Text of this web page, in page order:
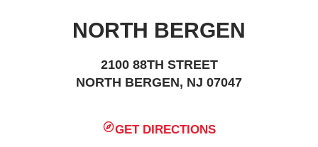
NORTH BERGEN
2100 88TH STREET
NORTH BERGEN, NJ 07047
GET DIRECTIONS